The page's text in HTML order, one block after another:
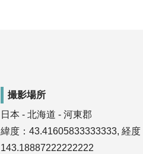
撮影場所
日本 - 北海道 - 河東郡
緯度：43.41605833333333, 経度
143.18887222222222